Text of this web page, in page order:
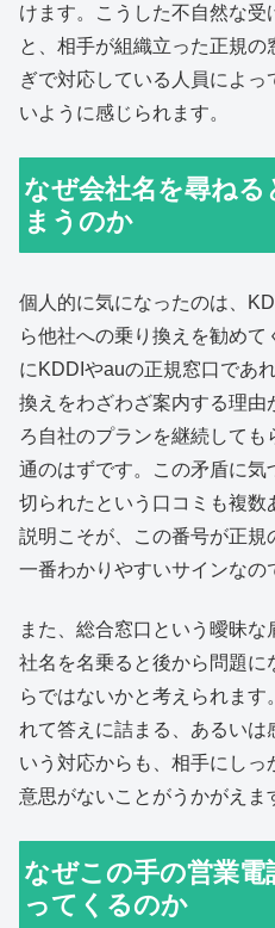
けます。こうした不自然な受
と、相手が組織立った正規
ぎで対応している人員によ
いように感じられます。
なぜ会社名を尋ね
まうのか
個人的に気になったのは、
ら他社への乗り換えを勧め
にKDDIやauの正規窓口であ
換えをわざわざ案内する理由
ろ自社のプランを継続して
通のはずです。この矛盾に
切られたという口コミも複
説明こそが、この番号が正
一番わかりやすいサインなの
また、総合窓口という曖昧
社名を名乗ると後から問題
らではないかと考えられま
れて答えに詰まる、あるいは
いう対応からも、相手にし
意思がないことがうかがえま
なぜこの手の営業
ってくるのか